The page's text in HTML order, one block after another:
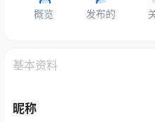
概览 发布的
基本资料
昵称